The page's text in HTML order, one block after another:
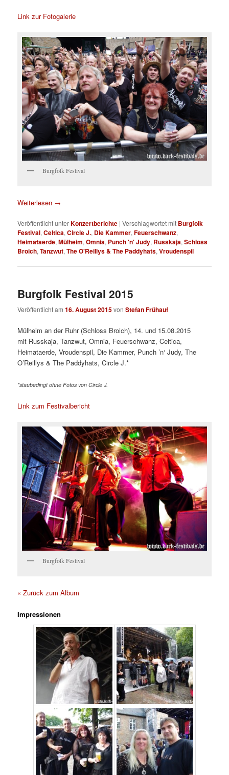
Link zur Fotogalerie
Burgfolk Festival
Weiterlesen →
Veröffentlicht unterKonzertberichte |Verschlagwortet mit Burgfolk
Festival,Celtica,Circle J., Die Kammer,Feuerschwanz,
Heimataerde,Mülheim,Omnia, Punch 'n' Judy, Russkaja,Schloss
Broich,Tanzwut,The O'Reillys & The Paddyhats,Vroudenspil
Burgfolk Festival 2015
Veröffentlicht am16. August 2015vonStefan Frühauf
Mülheim an der Ruhr (Schloss Broich), 14. und 15.08.2015
mit Russkaja, Tanzwut, Omnia, Feuerschwanz, Celtica,
Heimataerde, Vroudenspil, Die Kammer, Punch ’n‘ Judy, The
O’Reillys & The Paddyhats, Circle J.*
*staubedingt ohne Fotos von Circle J.
Link zum Festivalbericht
Burgfolk Festival
« Zurück zum Album
Impressionen